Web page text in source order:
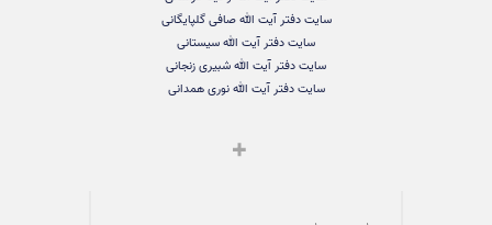
سایت دفتر آیت الله صافی گلپایگانی
سایت دفتر آیت الله سیستانی
سایت دفتر آیت الله شبیری زنجانی
سایت دفتر آیت الله نوری همدانی